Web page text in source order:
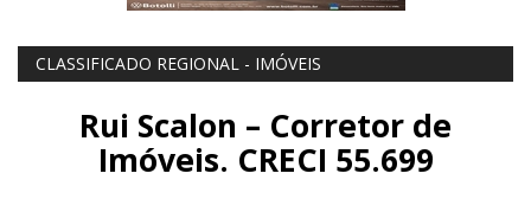
CLASSIFICADO REGIONAL - IMÓVEIS
Rui Scalon – Corretor de
Imóveis. CRECI 55.699